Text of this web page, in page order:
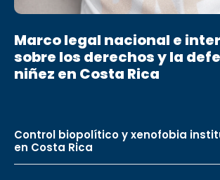
Marco legal nacional e
sobre los derechos y la
niñez en Costa Rica
Control biopolítico y xenofobia
en Costa Rica